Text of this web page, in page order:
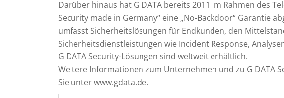
Darüber hinaus hat G DATA bereits 2011 im Rahmen des
Security made in Germany“ eine „No-Backdoor“ Garantie
umfasst Sicherheitslösungen für Endkunden, den
Sicherheitsdienstleistungen wie Incident Response,
G DATA Security-Lösungen sind weltweit erhältlich.
Weitere Informationen zum Unternehmen und zu G DATA
Sie unter www.gdata.de.